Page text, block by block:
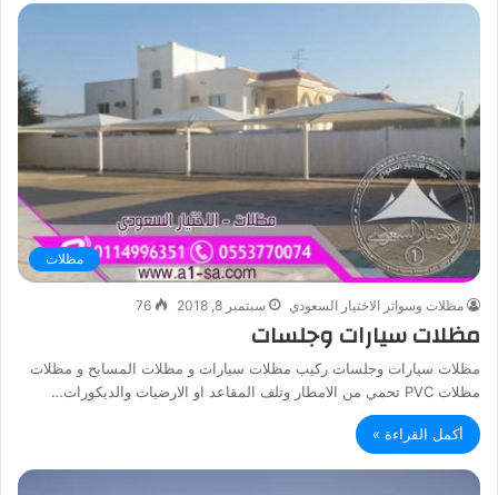
مظلات
مظلات وسواتر الاختيار السعودي سبتمبر 8, 2018 76
مظلات سيارات وجلسات
مظلات سيارات وجلسات ركيب مظلات سيارات و مظلات المسابح و مظلات
مظلات PVC تحمي من الامطار وتلف المقاعد او الارضيات والديكورات…
أكمل القراءة »